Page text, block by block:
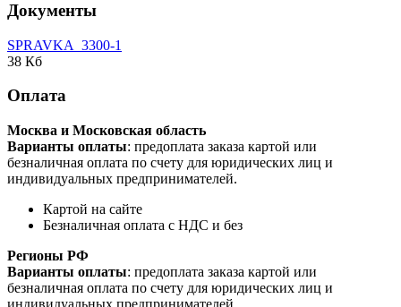
Документы
SPRAVKA_3300-1
38 Кб
Оплата
Москва и Московская область
Варианты оплаты: предоплата заказа картой или
безналичная оплата по счету для юридических лиц и
индивидуальных предпринимателей.
Картой на сайте
Безналичная оплата с НДС и без
Регионы РФ
Варианты оплаты: предоплата заказа картой или
безналичная оплата по счету для юридических лиц и